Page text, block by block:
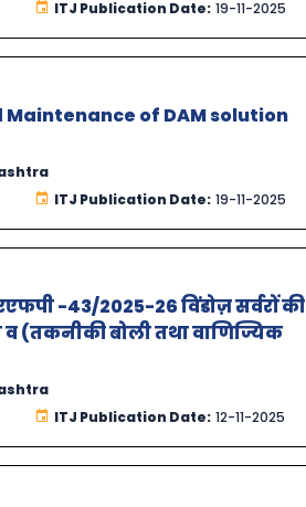
ITJ Publication Date: 19-11-2025
of DAM solution
ITJ Publication Date: 19-11-2025
-43/2025-26 विंडोज़ सर्वरों की
(तकनीकी बोली तथा वाणिज्यिक
ITJ Publication Date: 12-11-2025